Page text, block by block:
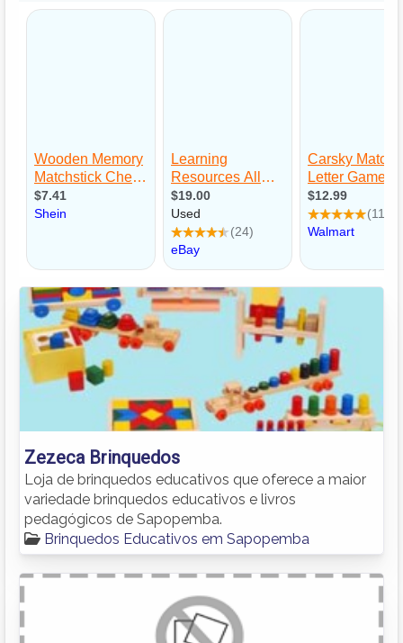
Zezeca Brinquedos
Loja de brinquedos educativos que oferece a maior
variedade brinquedos educativos e livros
pedagógicos de Sapopemba.
Brinquedos Educativos em Sapopemba